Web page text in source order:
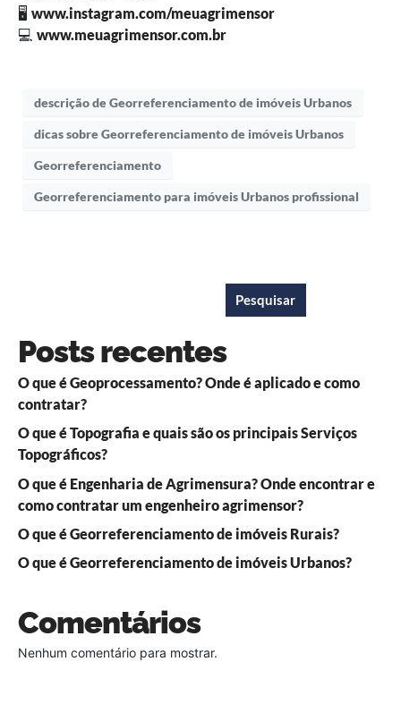
🖥 www.instagram.com/meuagrimensor
💻 www.meuagrimensor.com.br
descrição de Georreferenciamento de imóveis Urbanos
dicas sobre Georreferenciamento de imóveis Urbanos
Georreferenciamento
Georreferenciamento para imóveis Urbanos profissional
Pesquisar
Posts recentes
O que é Geoprocessamento? Onde é aplicado e como
contratar?
O que é Topografia e quais são os principais Serviços
Topográficos?
O que é Engenharia de Agrimensura? Onde encontrar e
como contratar um engenheiro agrimensor?
O que é Georreferenciamento de imóveis Rurais?
O que é Georreferenciamento de imóveis Urbanos?
Comentários
Nenhum comentário para mostrar.